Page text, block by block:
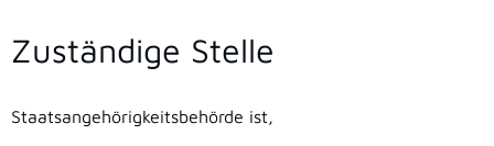
Zuständige Stelle
Staatsangehörigkeitsbehörde ist,